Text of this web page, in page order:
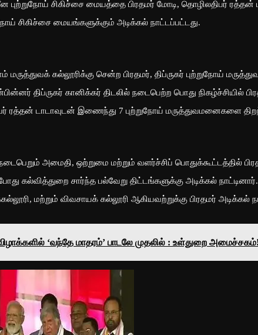
புற்றுநோய் சிகிச்சை மையத்தை பிரதமர் மோடி, தொழிலதிபர்
சிகிச்சை மையங்களுக்கும் அடிக்கல் நாட்டப்பட்டது.
மருத்துவக் கல்லூரிக்கு சென்ற பிரதமர், திப்ருகர் புற்றுநோய்
திப்ருகர் கானிக்கர் திடலில் நடைபெற்ற பொது நிகழ்ச்சியில்
ரத்தன் டாடாவுடன் இணைந்து 7 புற்றுநோய் மருத்துவமனைகளை
அமைதி, ஒற்றுமை மற்றும் வளர்ச்சிப் பொதுக்கூட்டத்தில்
கல்வித்துறை சார்ந்த பல்வேறு திட்டங்களுக்கு அடிக்கல்
மற்றும் விவசாயக் கல்லூரி ஆகியவற்றுக்கு பிரதமர் அடிக்கல்
‘வந்தே மாதரம்’ பாடலே முதலில் : உள்துறை அமைச்சகம்!